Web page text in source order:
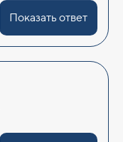
Показать ответ